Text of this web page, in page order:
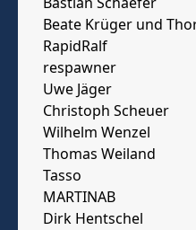
Beate Krüger und
RapidRalf
respawner
Uwe Jäger
Christoph Scheuer
Wilhelm Wenzel
Thomas Weiland
Tasso
MARTINAB
Dirk Hentschel